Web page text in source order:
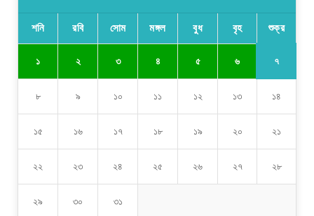
শনি রবি সোম মঙ্গল বুধ বৃহ শুক্র
১ ২ ৩ ৪ ৫ ৬ ৭
৮ ৯ ১০ ১১ ১২ ১৩ ১৪
১৫ ১৬ ১৭ ১৮ ১৯ ২০ ২১
২২ ২৩ ২৪ ২৫ ২৬ ২৭ ২৮
২৯ ৩০ ৩১